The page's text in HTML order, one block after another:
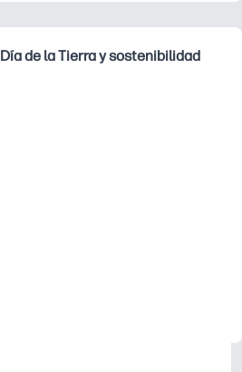
Día de la Tierra y sostenibilidad